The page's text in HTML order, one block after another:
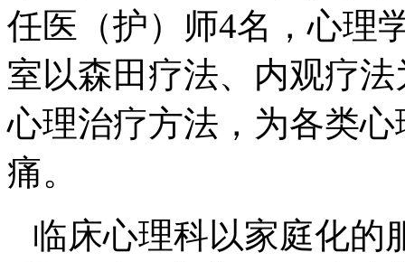
任医（护）师4名，心理
室以森田疗法、内观疗
心理治疗方法，为各类
痛。
临床心理科以家庭化的